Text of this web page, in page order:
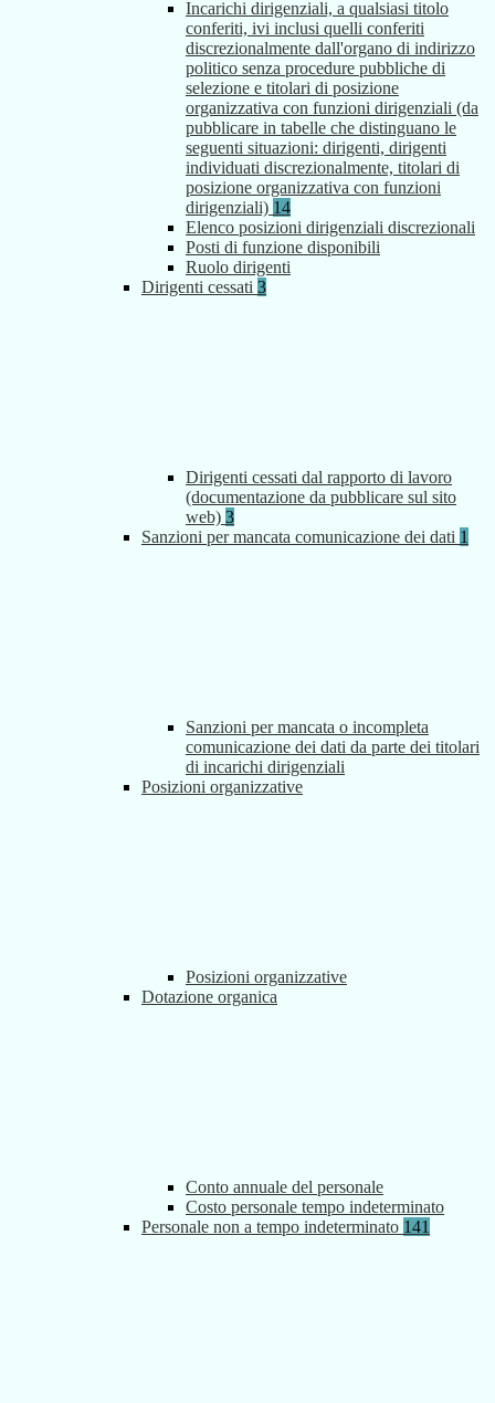
Incarichi dirigenziali, a qualsiasi titolo
conferiti, ivi inclusi quelli conferiti
discrezionalmente dall'organo di indirizzo
politico senza procedure pubbliche di
selezione e titolari di posizione
organizzativa con funzioni dirigenziali (da
pubblicare in tabelle che distinguano le
seguenti situazioni: dirigenti, dirigenti
individuati discrezionalmente, titolari di
posizione organizzativa con funzioni
dirigenziali) 14
Elenco posizioni dirigenziali discrezionali
Posti di funzione disponibili
Ruolo dirigenti
Dirigenti cessati 3
Dirigenti cessati dal rapporto di lavoro
(documentazione da pubblicare sul sito
web) 3
Sanzioni per mancata comunicazione dei dati 1
Sanzioni per mancata o incompleta
comunicazione dei dati da parte dei titolari
di incarichi dirigenziali
Posizioni organizzative
Posizioni organizzative
Dotazione organica
Conto annuale del personale
Costo personale tempo indeterminato
Personale non a tempo indeterminato 141